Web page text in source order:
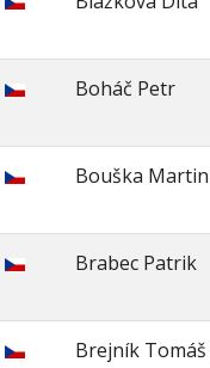
Boháč Petr
Bouška Martin
Brabec Patrik
Brejník Tomáš